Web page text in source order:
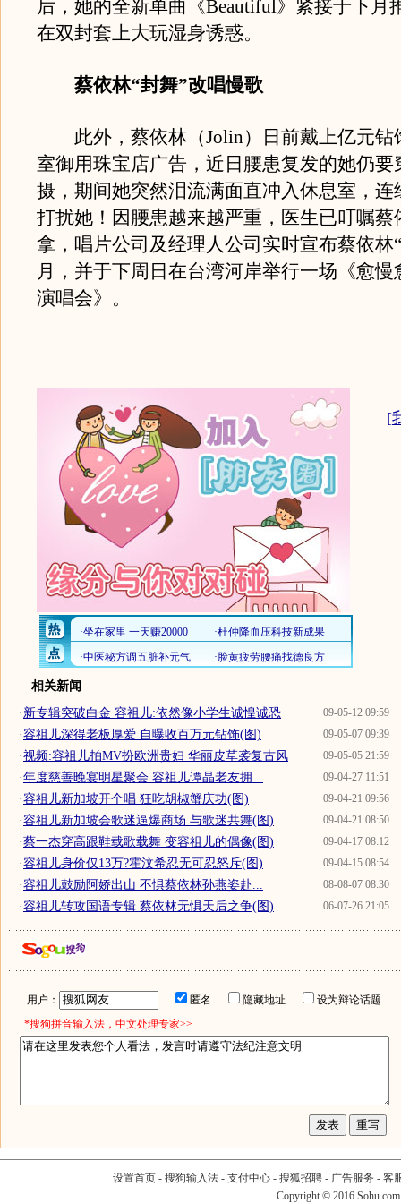
后，她的全新单曲《Beautiful》紧接于下月
在双封套上大玩湿身诱惑。
蔡依林“封舞”改唱慢歌
此外，蔡依林（Jolin）日前戴上亿元钻
室御用珠宝店广告，近日腰患复发的她仍要
摄，期间她突然泪流满面直冲入休息室，连
打扰她！因腰患越来越严重，医生已叮嘱蔡
拿，唱片公司及经理人公司实时宣布蔡依林
月，并于下周日在台湾河岸举行一场《愈
演唱会》。
[
相关新闻
09-05-12 09:59
·新专辑突破白金 容祖儿:依然像小学生诚惶诚恐
09-05-07 09:39
·容祖儿深得老板厚爱 自曝收百万元钻饰(图)
09-05-05 21:59
·视频:容祖儿拍MV扮欧洲贵妇 华丽皮草袭复古风
09-04-27 11:51
·年度慈善晚宴明星聚会 容祖儿谭晶老友拥...
09-04-21 09:56
·容祖儿新加坡开个唱 狂吃胡椒蟹庆功(图)
09-04-21 08:50
·容祖儿新加坡会歌迷逼爆商场 与歌迷共舞(图)
09-04-17 08:12
·蔡一杰穿高跟鞋载歌载舞 变容祖儿的偶像(图)
09-04-15 08:54
·容祖儿身价仅13万?霍汶希忍无可忍怒斥(图)
08-08-07 08:30
·容祖儿鼓励阿娇出山 不惧蔡依林孙燕姿赴...
06-07-26 21:05
·容祖儿转攻国语专辑 蔡依林无惧天后之争(图)
用户： 匿名 隐藏地址
设为辩论话题
*搜狗拼音输入法，中文处理专家>>
设置首页- 搜狗输入法- 支付中心- 搜狐招聘- 广告服务 - 客
Copyright © 2016